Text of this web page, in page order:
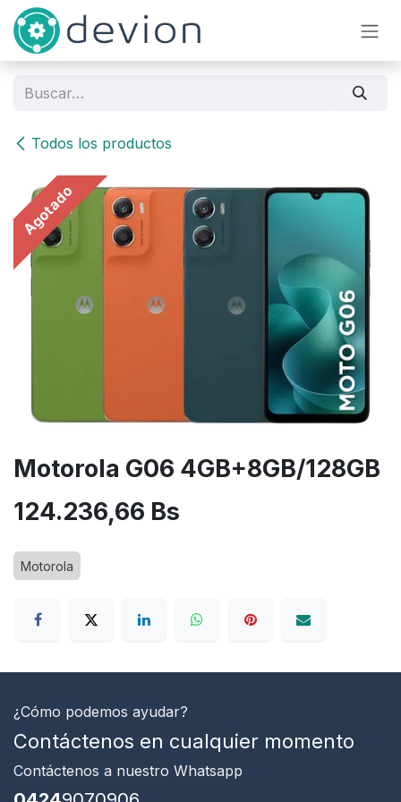
Ir al contenido
Todos los productos
Agotado
Motorola G06 4GB+8GB/128GB
124.236,66 Bs
Motorola
¿Cómo podemos ayudar?
Contáctenos en cualquier momento
Contáctenos a nuestro Whatsapp